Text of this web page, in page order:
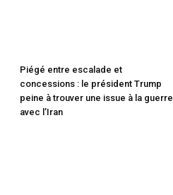
Piégé entre escalade et
concessions : le président Trump
peine à trouver une issue à la guerre
avec l’Iran